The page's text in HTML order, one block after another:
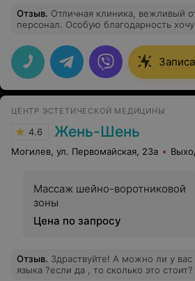
Отзыв. Отличная клиника, вежливый
персонал. Особую благодарность хочу
умеет работать с детьми. Огромное
ЦЕНТР ЭСТЕТИЧЕСКОЙ МЕДИЦИНЫ
4.6 Жень-Шень
Могилев, ул. Первомайская, 23а
Массаж шейно-воротниковой
зоны
Цена по запросу
Отзыв. Здраствуйте! А можно ли у вас
языка ?если да , то сколько это стоит?